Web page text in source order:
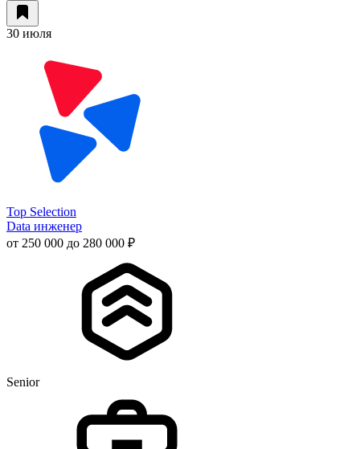
30 июля
Top Selection
Data инженер
от 250 000 до 280 000 ₽
Senior